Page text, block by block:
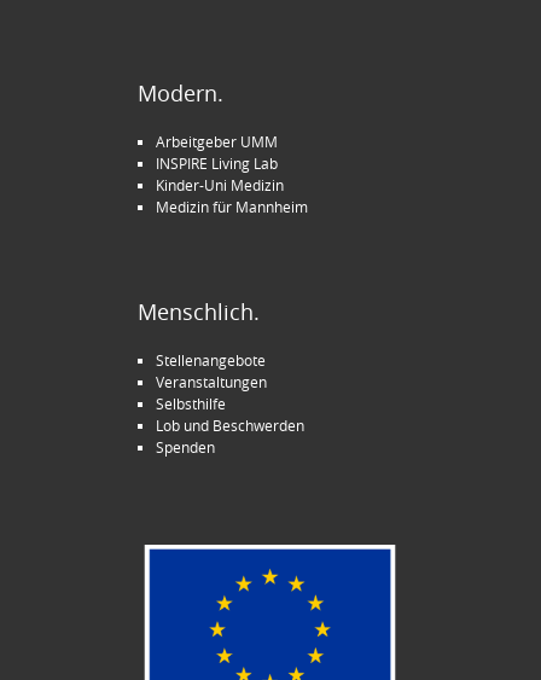
Modern.
Arbeitgeber UMM
INSPIRE Living Lab
Kinder-Uni Medizin
Medizin für Mannheim
Menschlich.
Stellenangebote
Veranstaltungen
Selbsthilfe
Lob und Beschwerden
Spenden